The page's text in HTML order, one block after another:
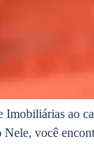
ao
você